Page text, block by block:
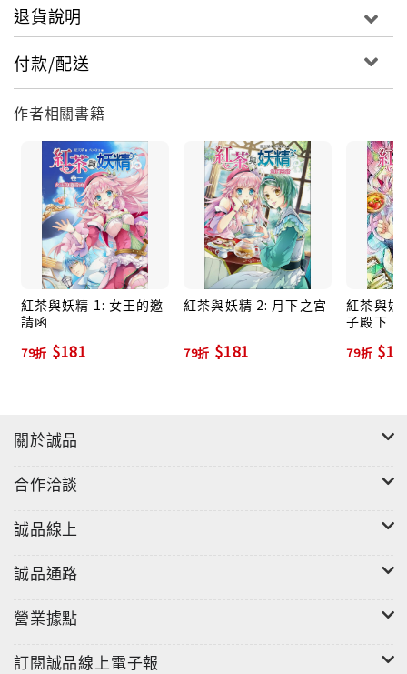
退貨說明
付款/配送
作者相關書籍
紅茶與妖精 1: 女王的邀
請函
79折 $181
紅茶與妖精 2: 月下之宮
79折 $181
紅茶與妖
子殿下
79折
關於誠品
合作洽談
誠品線上
誠品通路
營業據點
訂閱誠品線上電子報